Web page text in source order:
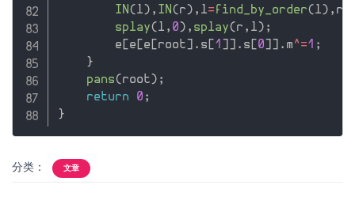
IN(l) , IN(r) , l= find_by_order(l) , r
splay(l , 0) , splay(r , l) ;
        e
[e [e [root] . s [1 ] ] . s [0] ] . m ^=1 ;
}
pans(root) ;
return
0 ;
}
分类： 文章